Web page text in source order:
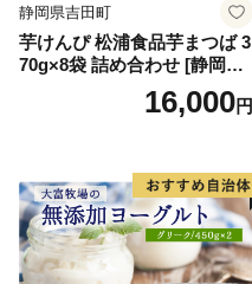
静岡県吉田町
芋けんぴ 松浦食品芋まつば 3
70g×8袋 詰め合わせ [静岡伊
勢丹(松浦食品) 静岡県 吉田町
22424274] 芋ケンピ セット
16,000円